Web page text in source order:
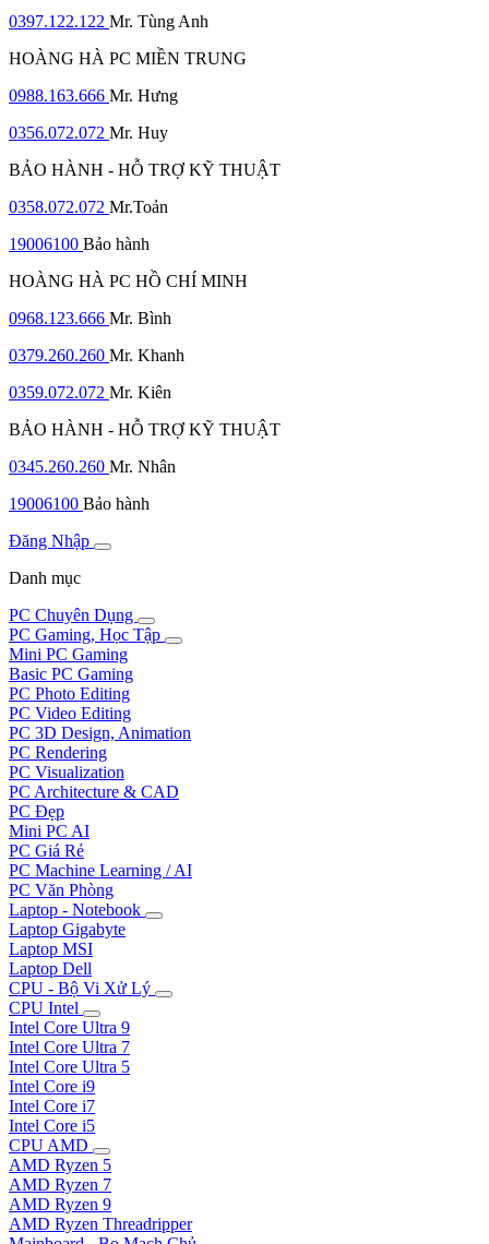
0397.122.122 Mr. Tùng Anh
HOÀNG HÀ PC MIỀN TRUNG
0988.163.666 Mr. Hưng
0356.072.072 Mr. Huy
BẢO HÀNH - HỖ TRỢ KỸ THUẬT
0358.072.072 Mr.Toản
19006100 Bảo hành
HOÀNG HÀ PC HỒ CHÍ MINH
0968.123.666 Mr. Bình
0379.260.260 Mr. Khanh
0359.072.072 Mr. Kiên
BẢO HÀNH - HỖ TRỢ KỸ THUẬT
0345.260.260 Mr. Nhân
19006100 Bảo hành
Đăng Nhập
Danh mục
PC Chuyên Dụng
PC Gaming, Học Tập
Mini PC Gaming
Basic PC Gaming
PC Photo Editing
PC Video Editing
PC 3D Design, Animation
PC Rendering
PC Visualization
PC Architecture & CAD
PC Đẹp
Mini PC AI
PC Giá Rẻ
PC Machine Learning / AI
PC Văn Phòng
Laptop - Notebook
Laptop Gigabyte
Laptop MSI
Laptop Dell
CPU - Bộ Vi Xử Lý
CPU Intel
Intel Core Ultra 9
Intel Core Ultra 7
Intel Core Ultra 5
Intel Core i9
Intel Core i7
Intel Core i5
CPU AMD
AMD Ryzen 5
AMD Ryzen 7
AMD Ryzen 9
AMD Ryzen Threadripper